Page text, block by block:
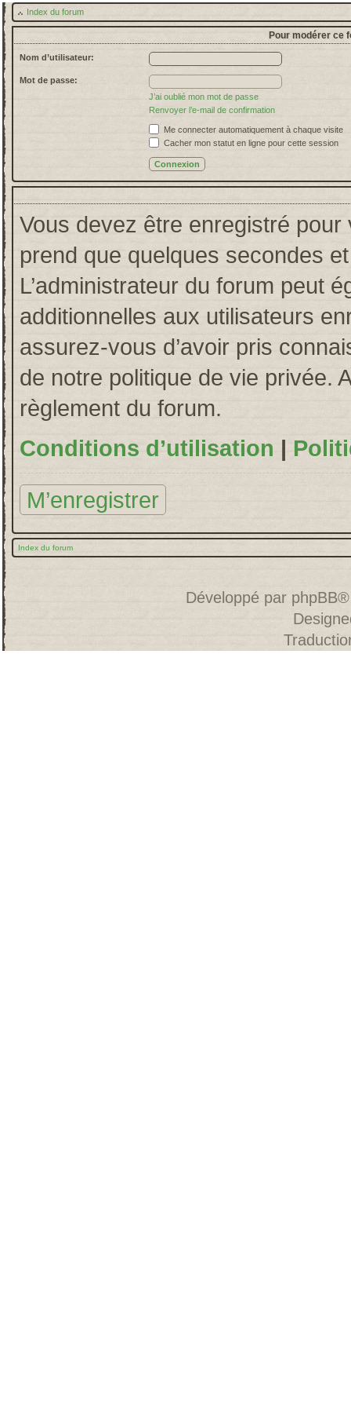
Index du forum
Pour modérer ce
Nom d’utilisateur:
Mot de passe:
J’ai oublié mon mot de passe
Renvoyer l’e-mail de confirmation
Me connecter automatiquement à chaque visite
Cacher mon statut en ligne pour cette session
Vous devez être enregistré pour
prend que quelques secondes
L’administrateur du forum peut
additionnelles aux utilisateurs
assurez-vous d’avoir pris
de notre politique de vie privée.
règlement du forum.
Conditions d’utilisation |
M’enregistrer
Index du forum
Développé par phpBB®